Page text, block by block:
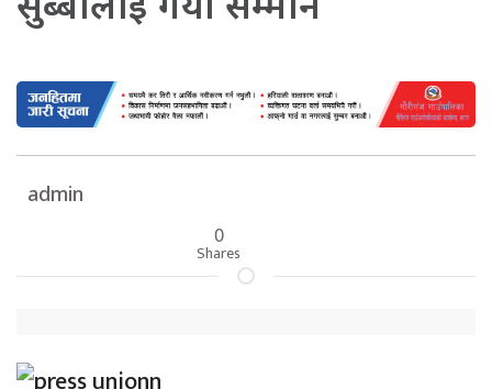
admin
0
Shares